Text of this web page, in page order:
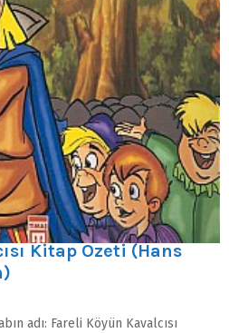
Kitap Özeti (Hans
adı: Fareli Köyün Kavalcısı